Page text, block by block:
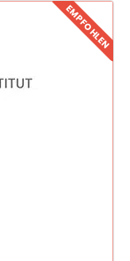
EMPFOHLEN